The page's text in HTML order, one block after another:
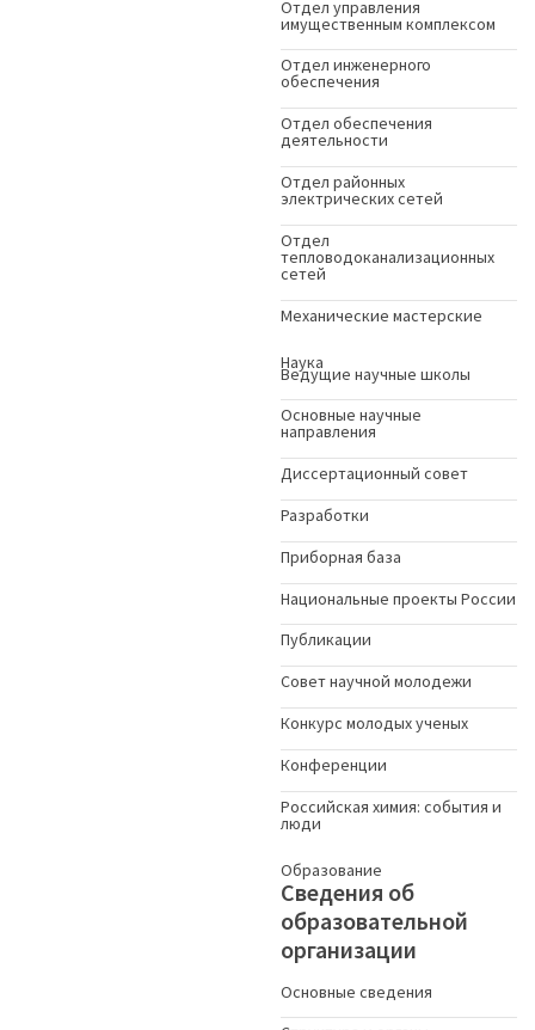
Отдел управления
имущественным комплексом
Отдел инженерного
обеспечения
Отдел обеспечения
деятельности
Отдел районных
электрических сетей
Отдел
тепловодоканализационных
сетей
Механические мастерские
Наука
Ведущие научные школы
Основные научные
направления
Диссертационный совет
Разработки
Приборная база
Национальные проекты России
Публикации
Совет научной молодежи
Конкурс молодых ученыx
Конференции
Российская химия: события и
люди
Образование
Сведения об
образовательной
организации
Основные сведения